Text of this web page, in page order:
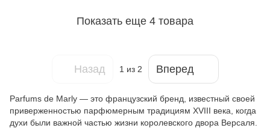
Показать еще 4 товара
Назад 1 из 2 Вперед
Parfums de Marly — это французский бренд, известный своей
приверженностью парфюмерным традициям XVIII века, когда
духи были важной частью жизни королевского двора Версаля.